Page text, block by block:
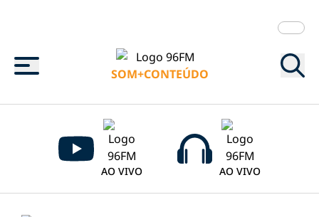
Menu
SOM+CONTEÚDO
AO VIVO AO VIVO